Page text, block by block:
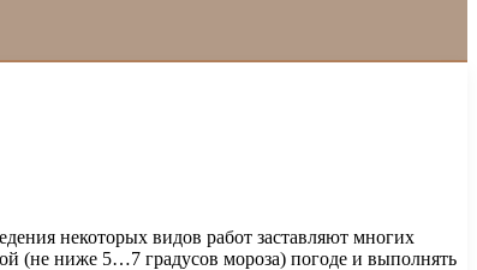
некоторых видов работ заставляют многих
(не ниже 5…7 градусов мороза) погоде и выполнять